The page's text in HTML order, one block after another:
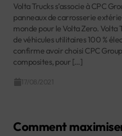
Volta Trucks s’associe à CPC
panneaux de carrosserie
monde pour le Volta Zero.
de véhicules utilitaires 100 %
confirme avoir choisi CPC
composites, pour […]
Comment